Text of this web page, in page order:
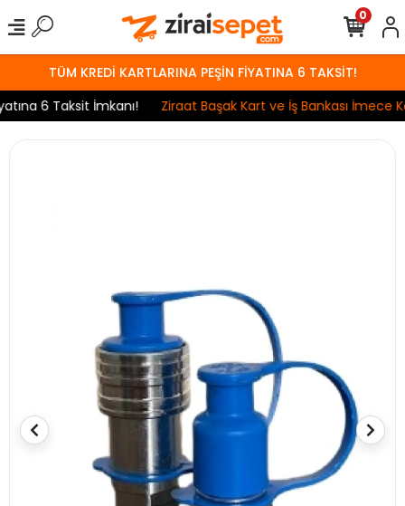
TÜM KREDİ KARTLARINA PEŞİN FİYATINA 6 TAKSİT!
6 Taksit İmkanı!
Ziraat Başak Kart ve İş Bankası İmece
0